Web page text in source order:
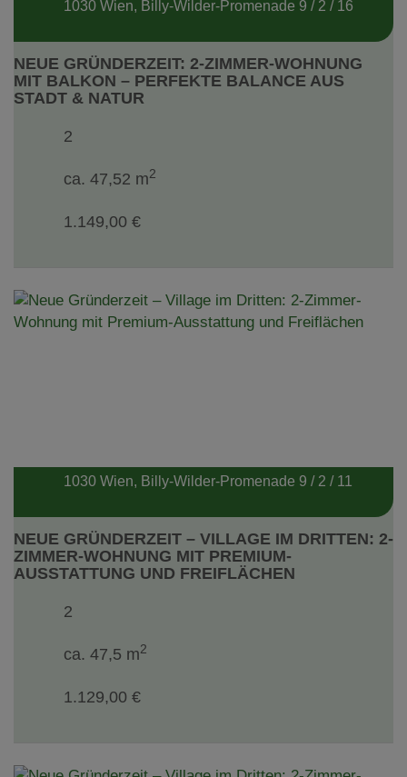
NEUE GRÜNDERZEIT: 2-ZIMMER-WOHNUNG
MIT BALKON – PERFEKTE BALANCE AUS
STADT & NATUR
1030 Wien, Billy-Wilder-Promenade 9 / 2 / 16
2
ca. 47,52 m2
1.149,00 €
NEUE GRÜNDERZEIT – VILLAGE IM DRITTEN: 2-
ZIMMER-WOHNUNG MIT PREMIUM-
AUSSTATTUNG UND FREIFLÄCHEN
1030 Wien, Billy-Wilder-Promenade 9 / 2 / 11
2
ca. 47,5 m2
1.129,00 €